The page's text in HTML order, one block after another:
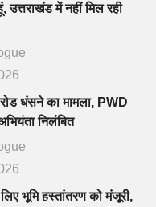
में नहीं मिल रही
धंसने का मामला, PWD
निलंबित
लिए भूमि हस्तांतरण को मंजूरी,